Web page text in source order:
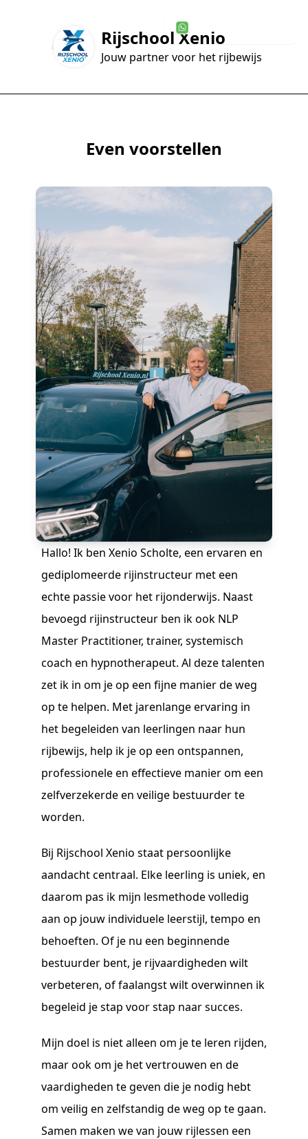
Rijschool Xenio
Jouw partner voor het rijbewijs
Even voorstellen
Hallo! Ik ben Xenio Scholte, een ervaren en
gediplomeerde rijinstructeur met een
echte passie voor het rijonderwijs. Naast
bevoegd rijinstructeur ben ik ook NLP
Master Practitioner, trainer, systemisch
coach en hypnotherapeut. Al deze talenten
zet ik in om je op een fijne manier de weg
op te helpen. Met jarenlange ervaring in
het begeleiden van leerlingen naar hun
rijbewijs, help ik je op een ontspannen,
professionele en effectieve manier om een
zelfverzekerde en veilige bestuurder te
worden.
Bij Rijschool Xenio staat persoonlijke
aandacht centraal. Elke leerling is uniek, en
daarom pas ik mijn lesmethode volledig
aan op jouw individuele leerstijl, tempo en
behoeften. Of je nu een beginnende
bestuurder bent, je rijvaardigheden wilt
verbeteren, of faalangst wilt overwinnen ik
begeleid je stap voor stap naar succes.
Mijn doel is niet alleen om je te leren rijden,
maar ook om je het vertrouwen en de
vaardigheden te geven die je nodig hebt
om veilig en zelfstandig de weg op te gaan.
Samen maken we van jouw rijlessen een